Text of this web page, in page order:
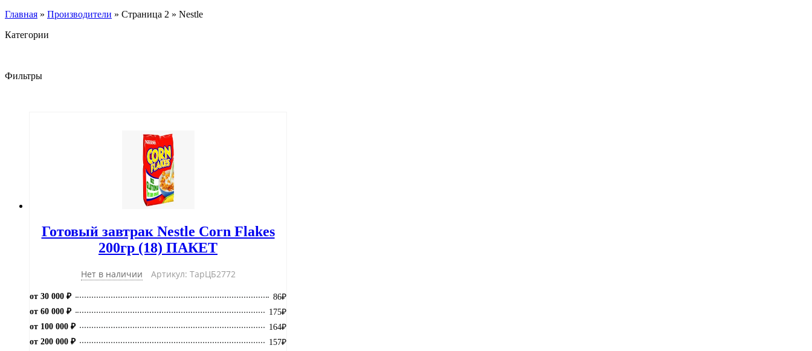
Главная » Производители » Страница 2 » Nestle
Категории
Фильтры
Готовый завтрак Nestle Corn Flakes
200гр (18) ПАКЕТ
Нет в наличии Артикул: ТарЦБ2772
от 30 000 ₽ 86₽
от 60 000 ₽
175₽
от 100 000 ₽
164₽
от 200 000 ₽
157₽